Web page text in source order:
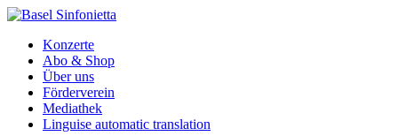
Konzerte
Abo & Shop
Über uns
Förderverein
Mediathek
Linguise automatic translation